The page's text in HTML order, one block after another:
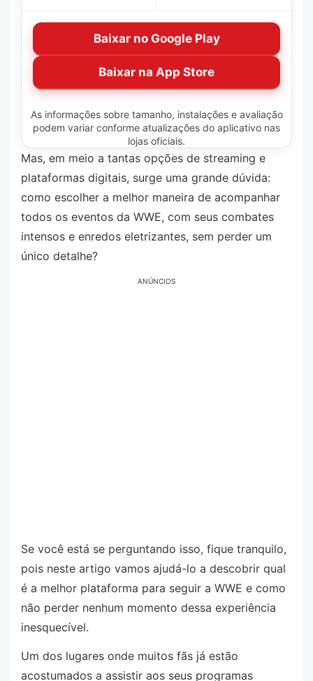
Baixar no Google Play
Baixar na App Store
As informações sobre tamanho, instalações e avaliação
podem variar conforme atualizações do aplicativo nas
lojas oficiais.
Mas, em meio a tantas opções de streaming e
plataformas digitais, surge uma grande dúvida:
como escolher a melhor maneira de acompanhar
todos os eventos da WWE, com seus combates
intensos e enredos eletrizantes, sem perder um
único detalhe?
ANÚNCIOS
Se você está se perguntando isso, fique tranquilo,
pois neste artigo vamos ajudá-lo a descobrir qual
é a melhor plataforma para seguir a WWE e como
não perder nenhum momento dessa experiência
inesquecível.
Um dos lugares onde muitos fãs já estão
acostumados a assistir aos seus programas